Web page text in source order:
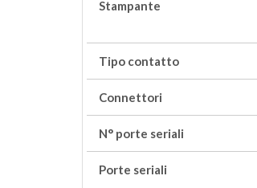
Stampante
Tipo contatto
Connettori
N° porte seriali
Porte seriali